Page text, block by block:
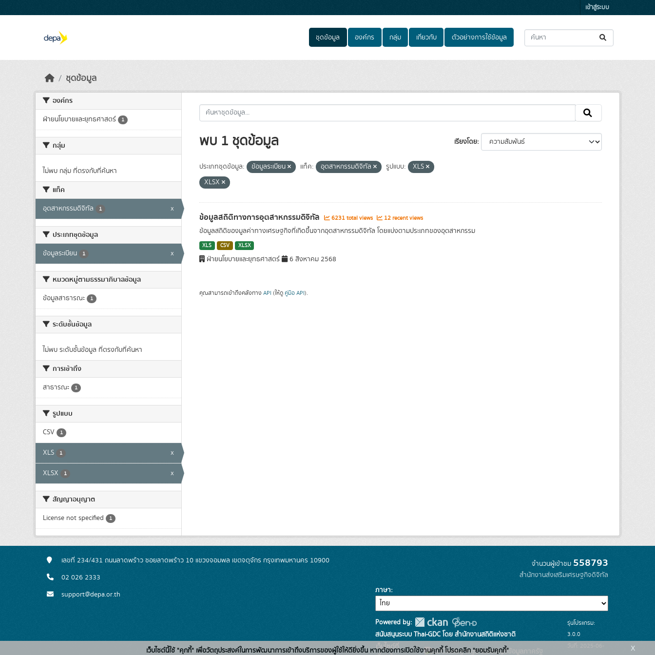
เข้าสู่ระบบ
ชุดข้อมูล องค์กร กลุ่ม เกี่ยวกับ ตัวอย่างการใช้ข้อมูล
ชุดข้อมูล
องค์กร
ฝ่ายนโยบายและยุทธศาสตร์ 1
กลุ่ม
ไม่พบ กลุ่ม ที่ตรงกับที่ค้นหา
แท็ค
อุตสาหกรรมดิจิทัล 1 x
ประเภทชุดข้อมูล
ข้อมูลระเบียน 1 x
หมวดหมู่ตามธรรมาภิบาลข้อมูล
ข้อมูลสาธารณะ 1
ระดับชั้นข้อมูล
ไม่พบ ระดับชั้นข้อมูล ที่ตรงกับที่ค้นหา
การเข้าถึง
สาธารณะ 1
รูปแบบ
CSV 1
XLS 1 x
XLSX 1 x
สัญญาอนุญาต
License not specified 1
เรียงโดย
พบ 1 ชุดข้อมูล
ประเภทชุดข้อมูล: ข้อมูลระเบียน แท็ค: อุตสาหกรรมดิจิทัล รูปแบบ:
XLS
XLSX
ข้อมูลสถิติทางการอุตสาหกรรมดิจิทัล 6231 total views 12 recent views
ข้อมูลสถิติของมูลค่าทางเศรษฐกิจที่เกิดขึ้นจากอุตสาหกรรมดิจิทัล โดยแบ่งตามประเภทของอุตสาหกรรม
XLS CSV XLSX
ฝ่ายนโยบายและยุทธศาสตร์ 6 สิงหาคม 2568
คุณสามารถเข้าถึงคลังทาง API (ให้ดู คู่มือ API).
เลขที่ 234/431 ถนนลาดพร้าว ซอยลาดพร้าว 10 แขวงจอมพล เขตจตุจักร กรุงเทพมหานคร 10900
02 026 2333
support@depa.or.th
จำนวนผู้เข้าชม 558793
สำนักงานส่งเสริมเศรษฐกิจดิจิทัล
ภาษา
Powered by:
สนับสนุนระบบ Thai-GDC โดย สำนักงานสถิติแห่งชาติ
เว็บไซต์ที่
ระบบบัญชีข้อมูลภาครัฐ
รุ่นโปรแกรม:
3.0.0
วันที่: 2025-06-
เว็บไซต์นี้ใช้ "คุกกี้" เพื่อวัตถุประสงค์ในการพัฒนาการเข้าถึงบริการของผู้ใช้ให้ดียิ่งขึ้น หากต้องการเปิดใช้งานคุกกี้ โปรดคลิก "ยอมรับคุกกี้" x